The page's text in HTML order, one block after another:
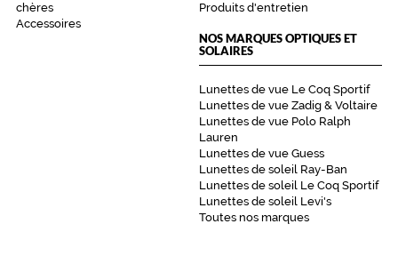
chères
Accessoires
Produits d'entretien
NOS MARQUES OPTIQUES ET
SOLAIRES
Lunettes de vue Le Coq Sportif
Lunettes de vue Zadig & Voltaire
Lunettes de vue Polo Ralph
Lauren
Lunettes de vue Guess
Lunettes de soleil Ray-Ban
Lunettes de soleil Le Coq Sportif
Lunettes de soleil Levi's
Toutes nos marques